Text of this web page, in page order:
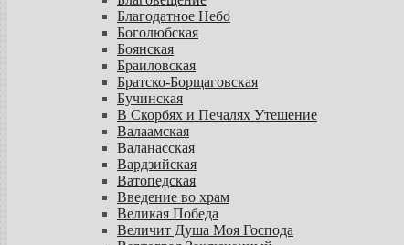
Благодатное Небо
Боголюбская
Боянская
Браиловская
Братско-Борщаговская
Бучинская
В Скорбях и Печалях Утешение
Валаамская
Валанасская
Вардзийская
Ватопедская
Введение во храм
Великая Победа
Величит Душа Моя Господа